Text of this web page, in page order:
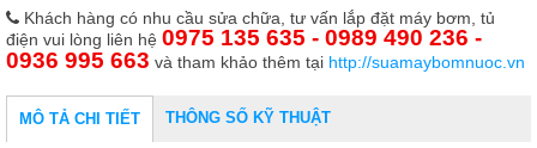
Khách hàng có nhu cầu sửa chữa, tư vấn lắp đặt máy bơm, tủ
điện vui lòng liên hệ 0975 135 635 - 0989 490 236 -
0936 995 663 và tham khảo thêm tại http://suamaybomnuoc.vn
MÔ TẢ CHI TIẾT THÔNG SỐ KỸ THUẬT